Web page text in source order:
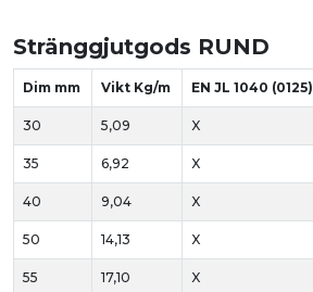
Stränggjutgods RUND
Dim mm Vikt Kg/m EN JL 1040 (0125)
30 5,09 X
35 6,92 X
40 9,04 X
50 14,13 X
55 17,10 X